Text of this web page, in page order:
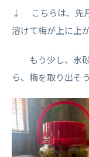
↓ こちらは、先月
溶けて梅が上に上
もう少し、氷砂
ら、梅を取り出そ